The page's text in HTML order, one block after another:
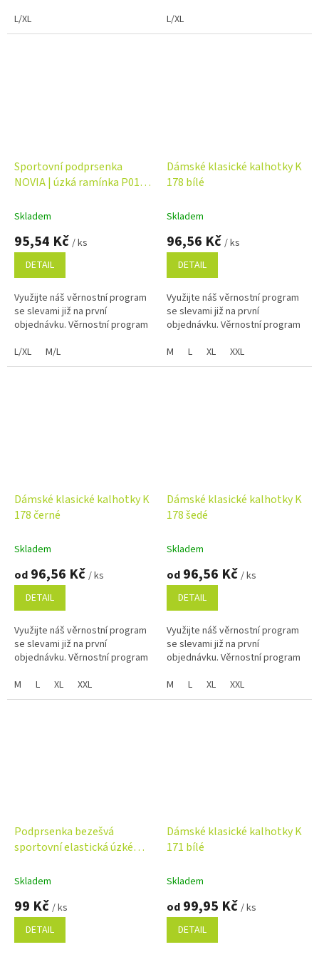
L/XL
L/XL
Sportovní podprsenka
NOVIA | úzká ramínka P01
Skladem
95,54 Kč / ks
DETAIL
Využijte náš věrnostní program
se slevami již na první
objednávku. Věrnostní program
L/XL
M/L
Dámské klasické kalhotky K
178 bílé
Skladem
96,56 Kč / ks
DETAIL
Využijte náš věrnostní program
se slevami již na první
objednávku. Věrnostní program
M
L XL XXL
Dámské klasické kalhotky K
178 černé
Skladem
od 96,56 Kč / ks
DETAIL
Využijte náš věrnostní program
se slevami již na první
objednávku. Věrnostní program
M
L XL XXL
Dámské klasické kalhotky K
178 šedé
Skladem
od 96,56 Kč / ks
DETAIL
Využijte náš věrnostní program
se slevami již na první
objednávku. Věrnostní program
M
L XL XXL
Podprsenka bezešvá
sportovní elastická úzké
a velikostí
Skladem
99 Kč / ks
DETAIL
Dámské klasické kalhotky K
171 bílé
Skladem
od 99,95 Kč / ks
DETAIL